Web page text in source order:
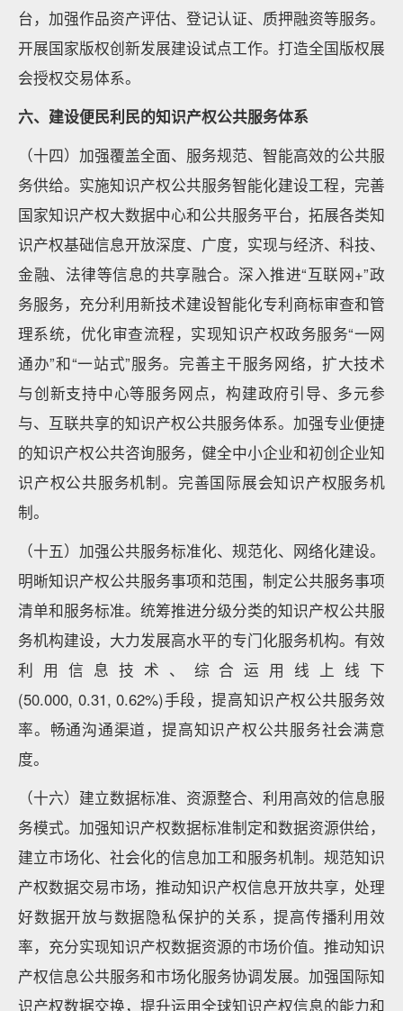
台，加强作品资产评估、登记认证、质押融资等服务。
开展国家版权创新发展建设试点工作。打造全国版权展
会授权交易体系。
六、建设便民利民的知识产权公共服务体系
（十四）加强覆盖全面、服务规范、智能高效的公共服
务供给。实施知识产权公共服务智能化建设工程，完善
国家知识产权大数据中心和公共服务平台，拓展各类知
识产权基础信息开放深度、广度，实现与经济、科技、
金融、法律等信息的共享融合。深入推进“互联网+”政
务服务，充分利用新技术建设智能化专利商标审查和管
理系统，优化审查流程，实现知识产权政务服务“一网
通办”和“一站式”服务。完善主干服务网络，扩大技术
与创新支持中心等服务网点，构建政府引导、多元参
与、互联共享的知识产权公共服务体系。加强专业便捷
的知识产权公共咨询服务，健全中小企业和初创企业知
识产权公共服务机制。完善国际展会知识产权服务机
制。
（十五）加强公共服务标准化、规范化、网络化建设。
明晰知识产权公共服务事项和范围，制定公共服务事项
清单和服务标准。统筹推进分级分类的知识产权公共服
务机构建设，大力发展高水平的专门化服务机构。有效
利用信息技术、综合运用线上线下
(50.000, 0.31, 0.62%)手段，提高知识产权公共服务效
率。畅通沟通渠道，提高知识产权公共服务社会满意
度。
（十六）建立数据标准、资源整合、利用高效的信息服
务模式。加强知识产权数据标准制定和数据资源供给，
建立市场化、社会化的信息加工和服务机制。规范知识
产权数据交易市场，推动知识产权信息开放共享，处理
好数据开放与数据隐私保护的关系，提高传播利用效
率，充分实现知识产权数据资源的市场价值。推动知识
产权信息公共服务和市场化服务协调发展。加强国际知
识产权数据交换，提升运用全球知识产权信息的能力和